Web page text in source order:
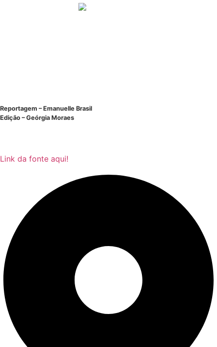
Reportagem – Emanuelle Brasil
Edição – Geórgia Moraes
Link da fonte aqui!